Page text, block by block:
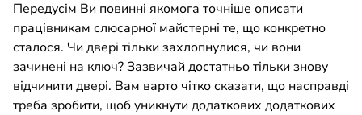
Передусім Ви повинні якомога точніше описати
працівникам слюсарної майстерні те, що конкретно
сталося. Чи двері тільки захлопнулися, чи вони
зачинені на ключ? Зазвичай достатньо тільки знову
відчинити двері. Вам варто чітко сказати, що насправді
треба зробити, щоб уникнути додаткових додаткових